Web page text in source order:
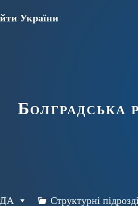
України
Болградська
Структурні